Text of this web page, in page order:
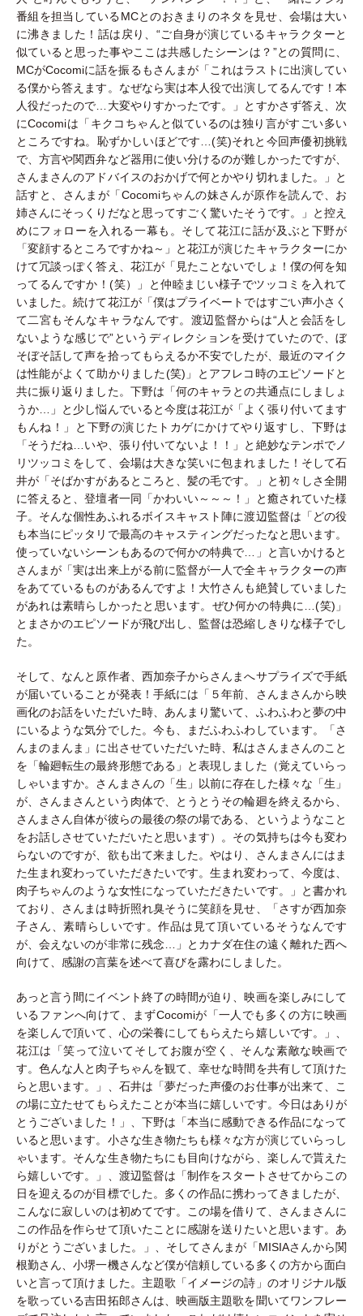
番組を担当しているMCとのおきまりのネタを見せ、会場は大い
に沸きました！話は戻り、“ご自身が演じているキャラクターと
似ていると思った事やここは共感したシーンは？”との質問に、
MCがCocomiに話を振るもさんまが「これはラストに出演してい
る僕から答えます。なぜなら実は本人役で出演してるんです！本
人役だったので…大変やりすかったです。」とすかさず答え、次
にCocomiは「キクコちゃんと似ているのは独り言がすごい多い
ところですね。恥ずかしいほどです…(笑)それと今回声優初挑戦
で、方言や関西弁など器用に使い分けるのが難しかったですが、
さんまさんのアドバイスのおかげで何とかやり切れました。」と
話すと、さんまが「Cocomiちゃんの妹さんが原作を読んで、お
姉さんにそっくりだなと思ってすごく驚いたそうです。」と控え
めにフォローを入れる一幕も。そして花江に話が及ぶと下野が
「変顔するところですかね～」と花江が演じたキャラクターにか
けて冗談っぽく答え、花江が「見たことないでしょ！僕の何を知
ってるんですか！(笑）」と仲睦まじい様子でツッコミを入れて
いました。続けて花江が「僕はプライベートではすごい声小さく
て二宮もそんなキャラなんです。渡辺監督からは“人と会話をし
ないような感じで”というディレクションを受けていたので、ぼ
そぼそ話して声を拾ってもらえるか不安でしたが、最近のマイク
は性能がよくて助かりました(笑)」とアフレコ時のエピソードと
共に振り返りました。下野は「何のキャラとの共通点にしましょ
うか…」と少し悩んでいると今度は花江が「よく張り付いてます
もんね！」と下野の演じたトカゲにかけてやり返すし、下野は
「そうだね…いや、張り付いてないよ！！」と絶妙なテンポでノ
リツッコミをして、会場は大きな笑いに包まれました！そして石
井が「そばかすがあるところと、髪の毛です。」と初々しさ全開
に答えると、登壇者一同「かわいい～～～！」と癒されていた様
子。そんな個性あふれるボイスキャスト陣に渡辺監督は「どの役
も本当にピッタリで最高のキャスティングだったなと思います。
使っていないシーンもあるので何かの特典で…」と言いかけると
さんまが「実は出来上がる前に監督が一人で全キャラクターの声
をあてているものがあるんですよ！大竹さんも絶賛していました
があれは素晴らしかったと思います。ぜひ何かの特典に…(笑)」
とまさかのエピソードが飛び出し、監督は恐縮しきりな様子でし
た。
そして、なんと原作者、西加奈子からさんまへサプライズで手紙
が届いていることが発表！手紙には「５年前、さんまさんから映
画化のお話をいただいた時、あんまり驚いて、ふわふわと夢の中
にいるような気分でした。今も、まだふわふわしています。「さ
んまのまんま」に出させていただいた時、私はさんまさんのこと
を「輪廻転生の最終形態である」と表現しました（覚えていらっ
しゃいますか。さんまさんの「生」以前に存在した様々な「生」
が、さんまさんという肉体で、とうとうその輪廻を終えるから、
さんまさん自体が彼らの最後の祭の場である、というようなこと
をお話しさせていただいたと思います）。その気持ちは今も変わ
らないのですが、欲も出て来ました。やはり、さんまさんにはま
た生まれ変わっていただきたいです。生まれ変わって、今度は、
肉子ちゃんのような女性になっていただきたいです。」と書かれ
ており、さんまは時折照れ臭そうに笑顔を見せ、「さすが西加奈
子さん、素晴らしいです。作品は見て頂いているそうなんです
が、会えないのが非常に残念…」とカナダ在住の遠く離れた西へ
向けて、感謝の言葉を述べて喜びを露わにしました。
あっと言う間にイベント終了の時間が迫り、映画を楽しみにして
いるファンへ向けて、まずCocomiが「一人でも多くの方に映画
を楽しんで頂いて、心の栄養にしてもらえたら嬉しいです。」、
花江は「笑って泣いてそしてお腹が空く、そんな素敵な映画で
す。色んな人と肉子ちゃんを観て、幸せな時間を共有して頂けた
らと思います。」、石井は「夢だった声優のお仕事が出来て、こ
の場に立たせてもらえたことが本当に嬉しいです。今日はありが
とうございました！」、下野は「本当に感動できる作品になって
いると思います。小さな生き物たちも様々な方が演じていらっし
ゃいます。そんな生き物たちにも目向けながら、楽しんで貰えた
ら嬉しいです。」、渡辺監督は「制作をスタートさせてからこの
日を迎えるのが目標でした。多くの作品に携わってきましたが、
こんなに寂しいのは初めてです。この場を借りて、さんまさんに
この作品を作らせて頂いたことに感謝を送りたいと思います。あ
りがとうございました。」、そしてさんまが「MISIAさんから関
根勤さん、小堺一機さんなど僕が信頼している多くの方から面白
いと言って頂けました。主題歌「イメージの詩」のオリジナル版
を歌っている吉田拓郎さんは、映画版主題歌を聞いてワンフレー